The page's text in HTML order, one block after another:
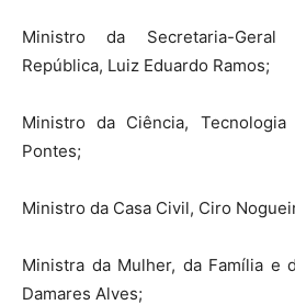
Ministro da Secretaria-
República, Luiz Eduardo Ramos;
Ministro da Ciência,
Pontes;
Ministro da Casa Civil, Ciro
Ministra da Mulher, da Família e
Damares Alves;